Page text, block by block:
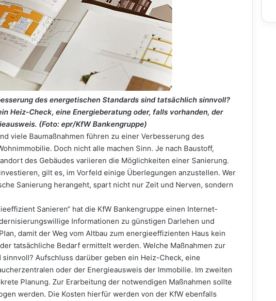
des energetischen Standards sind tatsächlich sinnvoll?
Heiz-Check, eine Energieberatung oder, falls vorhanden, der
(Foto: epr/KfW Bankengruppe)
viele Baumaßnahmen führen zu einer Verbesserung des
Doch nicht alle machen Sinn. Je nach Baustoff,
des Gebäudes variieren die Möglichkeiten einer Sanierung.
gilt es, im Vorfeld einige Überlegungen anzustellen. Wer
Sanierung herangeht, spart nicht nur Zeit und Nerven, sondern
Sanieren“ hat die KfW Bankengruppe einen Internet-
Informationen zu günstigen Darlehen und
damit der Weg vom Altbau zum energieeffizienten Haus kein
tatsächliche Bedarf ermittelt werden. Welche Maßnahmen zur
Aufschluss darüber geben ein Heiz-Check, eine
oder der Energieausweis der Immobilie. Im zweiten
Planung. Zur Erarbeitung der notwendigen Maßnahmen sollte
werden. Die Kosten hierfür werden von der KfW ebenfalls